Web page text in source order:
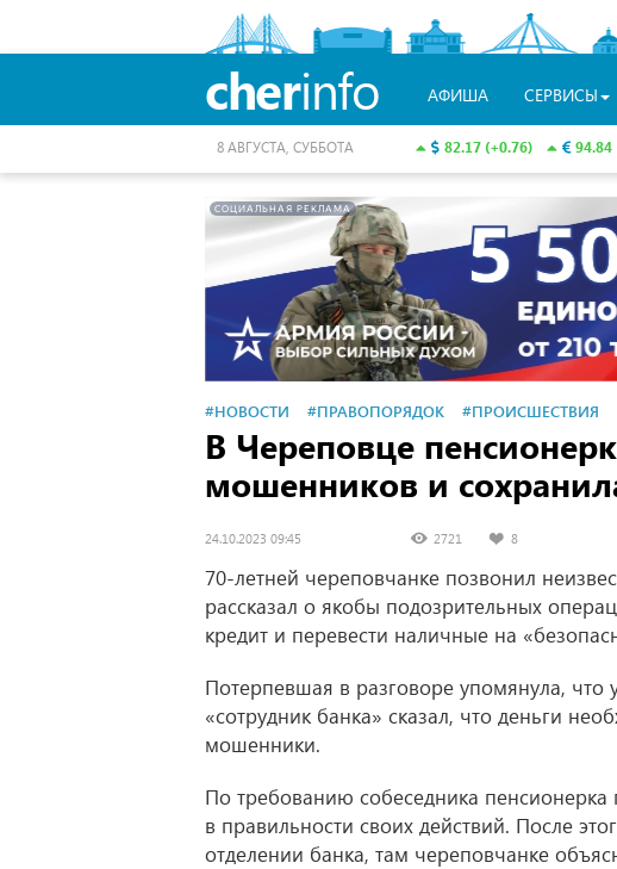
cherinfo АФИША СЕРВИСЫ
82.17 (+0.76) 94.84
8 АВГУСТА, СУББОТА
СОЦИАЛЬНАЯ РЕКЛАМА
#НОВОСТИ #ПРАВОПОРЯДОК #ПРОИСШЕСТВИЯ
В Череповце
мошенников и
24.10.2023 09:45 2721 8
70-летней череповчанке позвонил
рассказал о якобы подозрительных
кредит и перевести наличные на
Потерпевшая в разговоре упомянула, что
«сотрудник банка» сказал, что деньги
мошенники.
По требованию собеседника
в правильности своих действий. После
отделении банка, там череповчанке